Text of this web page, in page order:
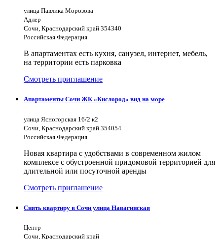
улица Павлика Морозова
Адлер
Сочи, Краснодарский край 354340
Российская Федерация
В апартаментах есть кухня, санузел, интернет, мебель,
на территории есть парковка
Смотреть приглашение
Апартаменты Сочи ЖК «Кислород» вид на море
улица Ясногорская 16/2 к2
Сочи, Краснодарский край 354054
Российская Федерация
Новая квартира с удобствами в современном жилом
комплексе с обустроенной придомовой территорией для
длительной или посуточной аренды
Смотреть приглашение
Снять квартиру в Сочи улица Навагинская
Центр
Сочи, Краснодарский край